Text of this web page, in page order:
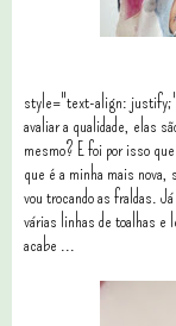
style="text-align:
avaliar a qualidade, elas
mesmo? E foi por isso
que é a minha mais nova,
vou trocando as fraldas.
várias linhas de toalhas e
acabe ...